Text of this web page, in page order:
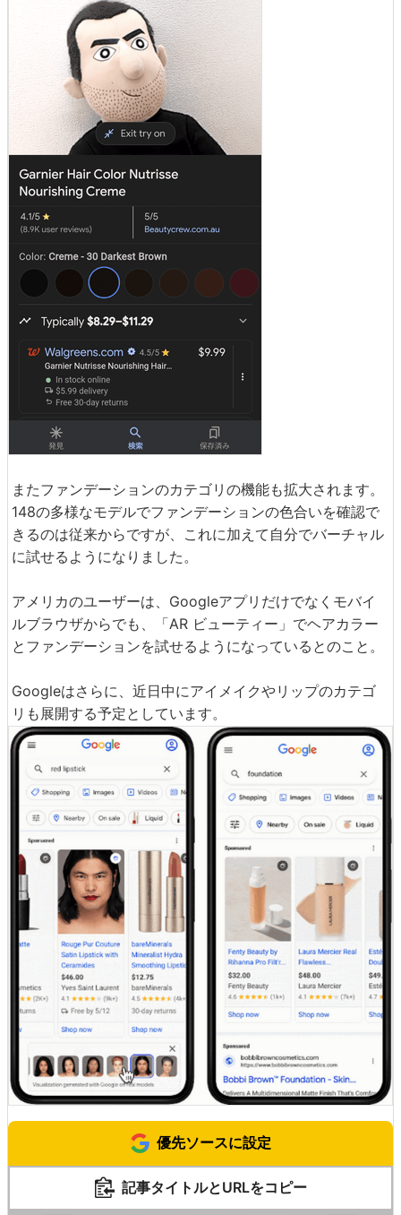
またファンデーションのカテゴリの機能も拡大されます。
148の多様なモデルでファンデーションの色合いを確認で
きるのは従来からですが、これに加えて自分でバーチャル
に試せるようになりました。
アメリカのユーザーは、Googleアプリだけでなくモバイ
ルブラウザからでも、「AR ビューティー」でヘアカラー
とファンデーションを試せるようになっているとのこと。
Googleはさらに、近日中にアイメイクやリップのカテゴ
リも展開する予定としています。
優先ソースに設定
記事タイトルとURLをコピー